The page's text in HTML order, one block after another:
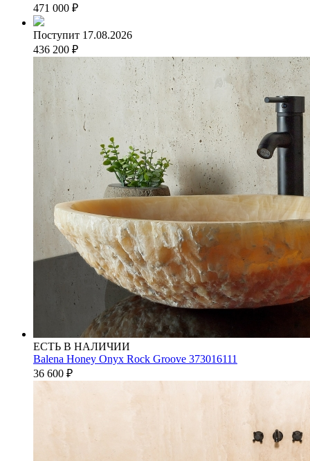
471 000 ₽
Поступит 17.08.2026
436 200 ₽
ЕСТЬ В НАЛИЧИИ
Balena Honey Onyx Rock Groove 373016111
36 600 ₽